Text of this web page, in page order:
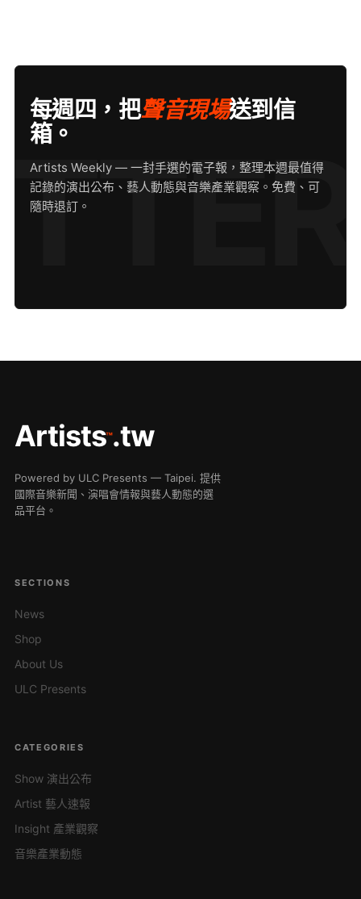
每週四，把聲音現場送到信
箱。
Artists Weekly — 一封手選的電子報，整理本週最值得
記錄的演出公布、藝人動態與音樂產業觀察。免費、可
隨時退訂。
Artists™.tw
Powered by ULC Presents — Taipei. 提供
國際音樂新聞、演唱會情報與藝人動態的選
品平台。
SECTIONS
News
Shop
About Us
ULC Presents
CATEGORIES
Show 演出公布
Artist 藝人速報
Insight 產業觀察
音樂產業動態